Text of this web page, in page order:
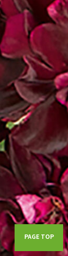
PAGE TOP